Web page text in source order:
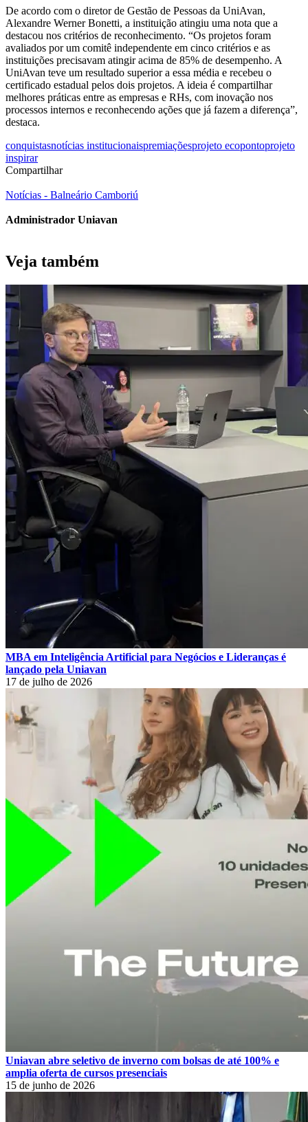
De acordo com o diretor de Gestão de Pessoas da UniAvan,
Alexandre Werner Bonetti, a instituição atingiu uma nota que a
destacou nos critérios de reconhecimento. “Os projetos foram
avaliados por um comitê independente em cinco critérios e as
instituições precisavam atingir acima de 85% de desempenho. A
UniAvan teve um resultado superior a essa média e recebeu o
certificado estadual pelos dois projetos. A ideia é compartilhar
melhores práticas entre as empresas e RHs, com inovação nos
processos internos e reconhecendo ações que já fazem a diferença”,
destaca.
conquistasnotícias institucionaispremiaçõesprojeto ecopontoprojeto
inspirar
Compartilhar
Notícias - Balneário Camboriú
Administrador Uniavan
Veja também
MBA em Inteligência Artificial para Negócios e Lideranças é
lançado pela Uniavan
17 de julho de 2026
Uniavan abre seletivo de inverno com bolsas de até 100% e
amplia oferta de cursos presenciais
15 de junho de 2026